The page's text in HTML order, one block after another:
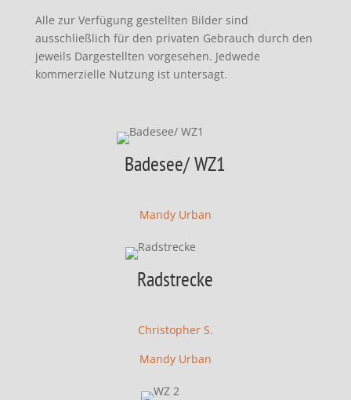
Alle zur Verfügung gestellten Bilder sind
ausschließlich für den privaten Gebrauch durch den
jeweils Dargestellten vorgesehen. Jedwede
kommerzielle Nutzung ist untersagt.
Badesee/ WZ1
Mandy Urban
Radstrecke
Christopher S.
Mandy Urban